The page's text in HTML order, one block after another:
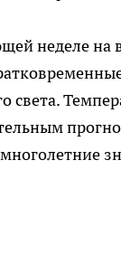
неделе на
света.